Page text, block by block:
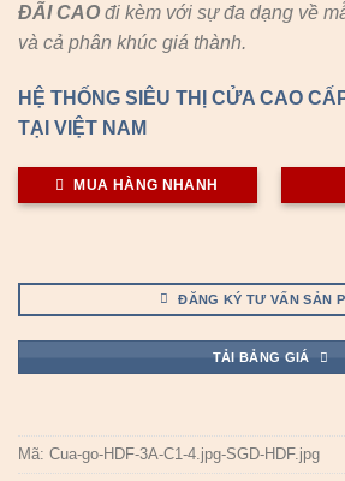
ĐÃI CAO đi kèm với sự đa dạng về
và cả phân khúc giá thành.
HỆ THỐNG SIÊU THỊ CỬA CAO
TẠI VIỆT NAM
MUA HÀNG NHANH
ĐĂNG KÝ TƯ VẤN SẢN
TẢI BẢNG GIÁ
Mã: Cua-go-HDF-3A-C1-4.jpg-SGD-HDF.jpg